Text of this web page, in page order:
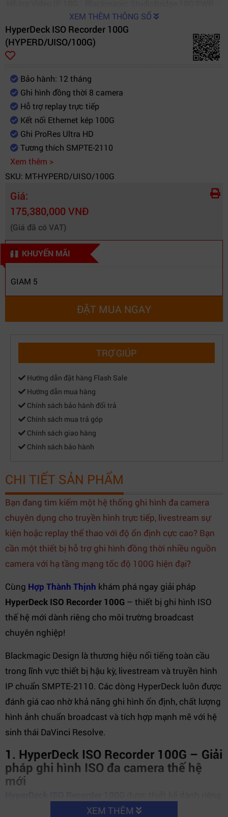
USB-C
Màn hình hiển thị
LCD sáng/tối
Điều khiển tìm kiếm
Search Dial Active Clutch
Ứng dụng
Broadcast, replay thể thao,
livestream
Thương hiệu
Blackmagic Design
XEM THÊM THÔNG SỐ
HyperDeck ISO Recorder 100G
(HYPERD/UISO/100G)
Bảo hành: 12 tháng
Ghi hình đồng thời 8 camera
Hỗ trợ replay trực tiếp
Kết nối Ethernet kép 100G
Ghi ProRes Ultra HD
Tương thích SMPTE-2110
Xem thêm >
SKU: MT-HYPERD/UISO/100G
Giá:
175,380,000 VNĐ
(Giá đã có VAT)
KHUYẾN MÃI
GIAM 5
ĐẶT MUA NGAY
TRỢ GIÚP
Hướng dẫn đặt hàng Flash Sale
Hướng dẫn mua hàng
Chính sách bảo hành đổi trả
Chính sách mua trả góp
Chính sách giao hàng
Chính sách bảo hành
CHI TIẾT SẢN PHẨM
Bạn đang tìm kiếm một hệ thống ghi hình đa camera
chuyên dụng cho truyền hình trực tiếp, livestream sự
kiện hoặc replay thể thao với độ ổn định cực cao? Bạn
cần một thiết bị hỗ trợ ghi hình đồng thời nhiều nguồn
camera với hạ tầng mạng tốc độ 100G hiện đại?
Cùng Hợp Thành Thịnh khám phá ngay giải pháp
HyperDeck ISO Recorder 100G – thiết bị ghi hình ISO
thế hệ mới dành riêng cho môi trường broadcast
chuyên nghiệp!
Blackmagic Design là thương hiệu nổi tiếng toàn cầu
trong lĩnh vực thiết bị hậu kỳ, livestream và truyền hình
IP chuẩn SMPTE-2110. Các dòng HyperDeck luôn được
đánh giá cao nhờ khả năng ghi hình ổn định, chất lượng
hình ảnh chuẩn broadcast và tích hợp mạnh mẽ với hệ
sinh thái DaVinci Resolve.
1. HyperDeck ISO Recorder 100G – Giải
pháp ghi hình ISO đa camera thế hệ
mới
cho các hệ thống sản xuất trực tiếp chuyên nghiệp yêu
XEM THÊM